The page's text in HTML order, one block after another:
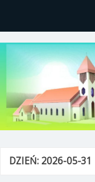
Gutkowo, ul.
DZIEŃ: 2026-05-31